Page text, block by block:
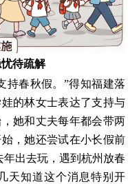
待疏解
持春秋假。”得知福建落
的林女士表达了支持与
她和丈夫每年都会带两
，她还尝试在小长假前
出去玩，遇到杭州放春
天知道这个消息特别开